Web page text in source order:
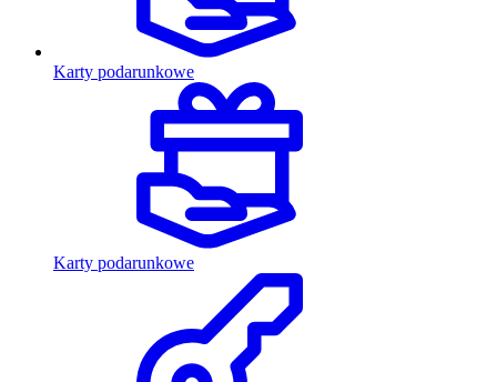
Karty podarunkowe
Karty podarunkowe